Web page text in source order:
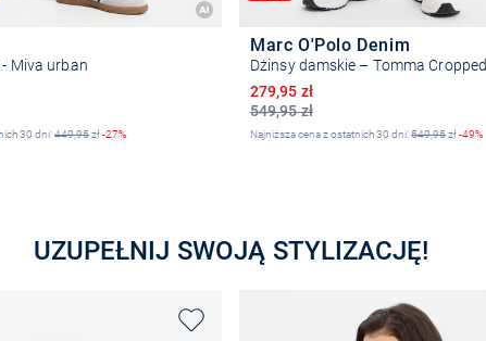
Miva urban
30 dni:449,95zł-27%
Wybierz rozmiar
Marc O'Polo Denim
Dżinsy damskie – Tomma Cropped
549,95 zł
Obniżona cena
279,95 zł
Najniższa cena z ostatnich 30 dni:549,95zł-49%
Wybierz rozmiar
UZUPEŁNIJ SWOJĄ STYLIZACJĘ!